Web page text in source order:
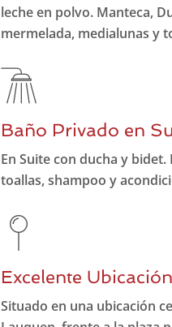
leche en polvo. Manteca,
mermelada, medialunas y
Baño Privado en
En Suite con ducha y
toallas, shampoo y
Excelente Ubicación
Situado en una ubicación